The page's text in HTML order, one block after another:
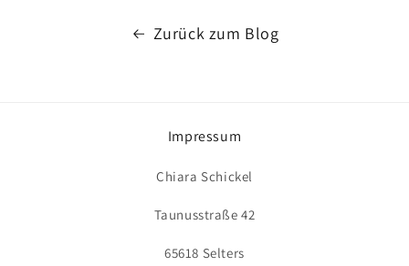
Zurück zum Blog
Impressum
Chiara Schickel
Taunusstraße 42
65618 Selters